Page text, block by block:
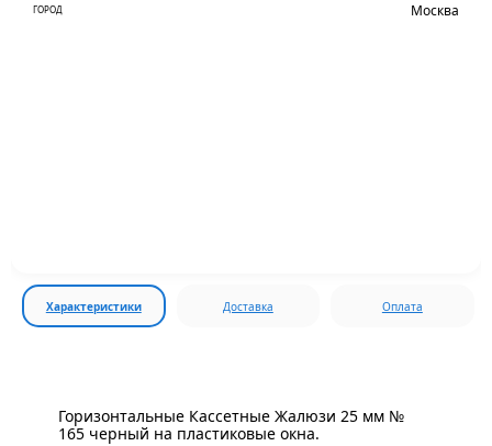
ГОРОД Москва
Характеристики Доставка Оплата
Горизонтальные Кассетные Жалюзи 25 мм №
165 черный на пластиковые окна.